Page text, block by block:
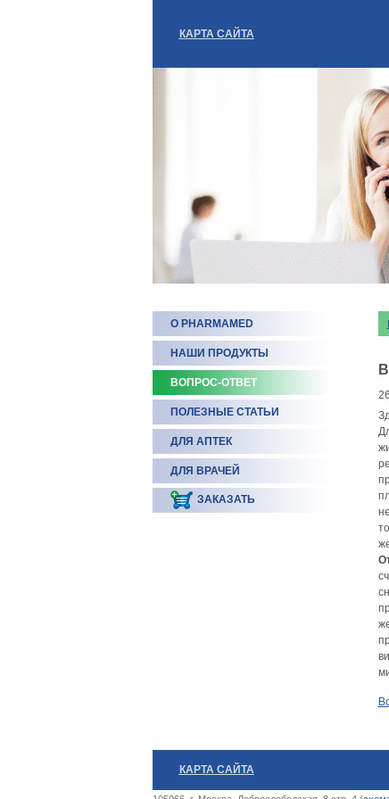
КАРТА САЙТА
О PHARMAMED
НАШИ ПРОДУКТЫ
ВОПРОС-ОТВЕТ
ПОЛЕЗНЫЕ СТАТЬИ
ДЛЯ АПТЕК
ДЛЯ ВРАЧЕЙ
ЗАКАЗАТЬ
КАРТА САЙТА